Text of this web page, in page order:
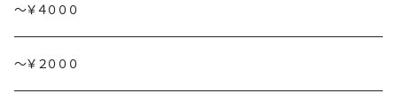
食べ物
～￥４０００
～￥２０００